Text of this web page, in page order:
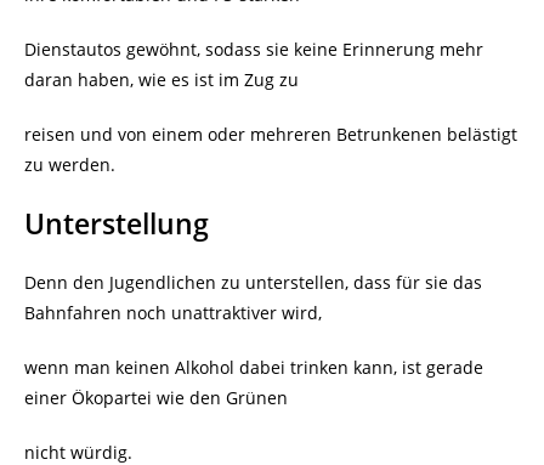
Dienstautos gewöhnt, sodass sie keine Erinnerung mehr
daran haben, wie es ist im Zug zu
reisen und von einem oder mehreren Betrunkenen belästigt
zu werden.
Unterstellung
Denn den Jugendlichen zu unterstellen, dass für sie das
Bahnfahren noch unattraktiver wird,
wenn man keinen Alkohol dabei trinken kann, ist gerade
einer Ökopartei wie den Grünen
nicht würdig.